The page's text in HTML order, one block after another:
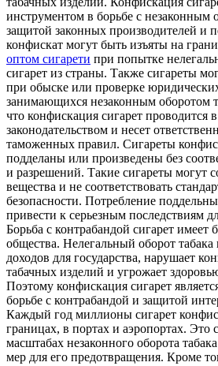
инструментом в борьбе с незаконным
защитой законных производителей и
конфискат могут быть изъяты на
оптом сигарети при попытке
сигарет из страны. Также сигареты
при обыске или проверке
занимающихся незаконным оборотом
что конфискация сигарет проводится
законодательством и несет
таможенных правил. Сигареты
подделаны или произведены без
и разрешений. Такие сигареты могут
вещества и не соответствовать
безопасности. Потребление
привести к серьезным последствиям
Борьба с контрабандой сигарет имеет
общества. Нелегальный оборот
доходов для государства, нарушает
табачных изделий и угрожает
Поэтому конфискация сигарет
борьбе с контрабандой и защитой
Каждый год миллионы сигарет
границах, в портах и аэропортах. Это
масштабах незаконного оборота
мер для его предотвращения. Кроме